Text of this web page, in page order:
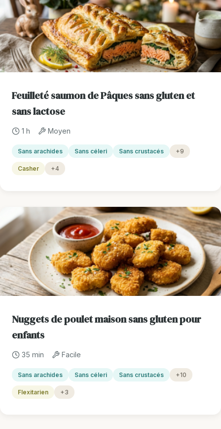
Feuilleté saumon de Pâques sans gluten et
sans lactose
1 h Moyen
Sans arachides Sans céleri Sans crustacés +9
Casher +4
Nuggets de poulet maison sans gluten pour
enfants
35 min Facile
Sans arachides Sans céleri Sans crustacés +10
Flexitarien +3